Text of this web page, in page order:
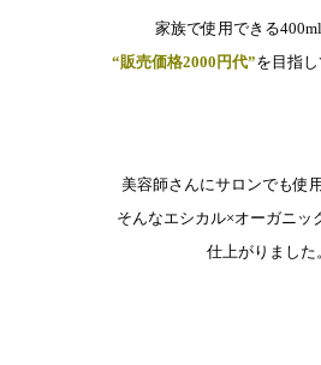
家族で使用できる
“販売価格2000円代”を目指し
美容師さんにサロンでも使
そんなエシカル×オーガニッ
仕上がりました